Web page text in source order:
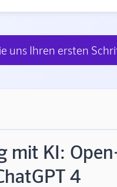
uns Ihren ersten
mit KI:
4